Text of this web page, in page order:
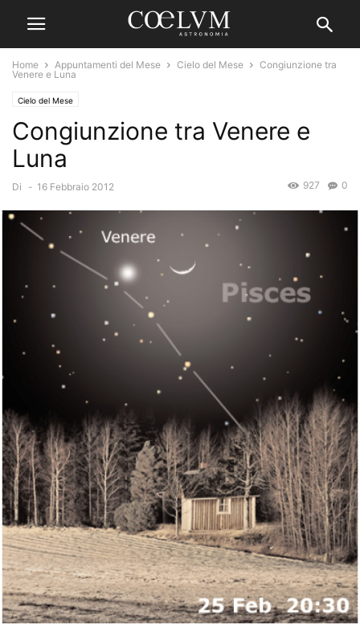
Home Appuntamenti del Mese Cielo del Mese
Congiunzione tra
Venere e Luna
Cielo del Mese
Congiunzione tra Venere e
Luna
Di - 16 Febbraio 2012 0
927